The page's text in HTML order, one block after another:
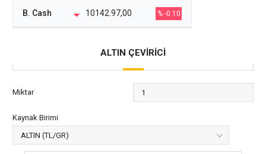
B. Cash 10142.97,00 % -0.10
ALTIN ÇEVİRİCİ
Miktar
Kaynak Birimi